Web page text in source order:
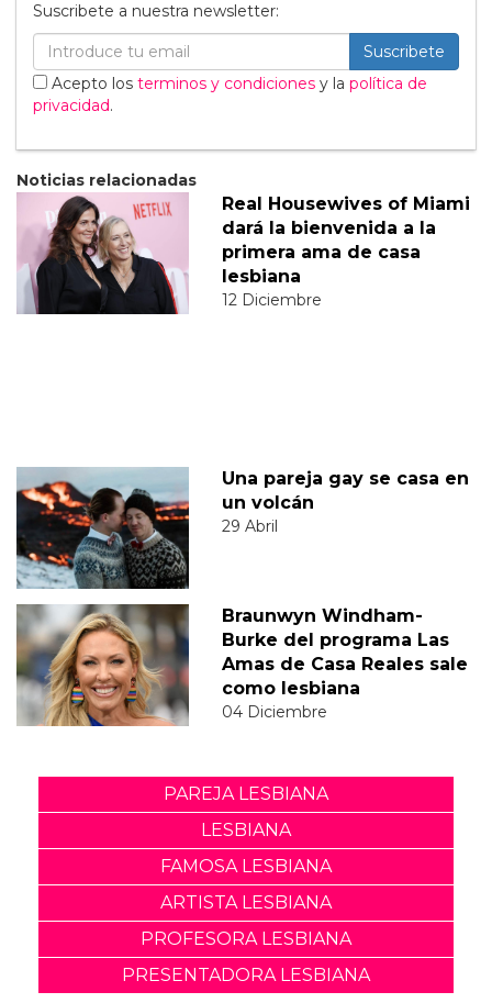
Suscribete a nuestra newsletter:
Suscribete
Acepto los terminos y condiciones y la política de
privacidad.
Noticias relacionadas
Real Housewives of Miami
dará la bienvenida a la
primera ama de casa
lesbiana
12 Diciembre
Una pareja gay se casa en
un volcán
29 Abril
Braunwyn Windham-
Burke del programa Las
Amas de Casa Reales sale
como lesbiana
04 Diciembre
PAREJA LESBIANA
LESBIANA
FAMOSA LESBIANA
ARTISTA LESBIANA
PROFESORA LESBIANA
PRESENTADORA LESBIANA